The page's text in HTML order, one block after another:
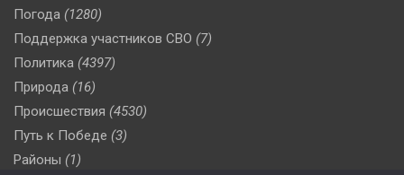
Погода (1280)
Поддержка участников СВО (7)
Политика (4397)
Природа (16)
Происшествия (4530)
Путь к Победе (3)
Районы (1)